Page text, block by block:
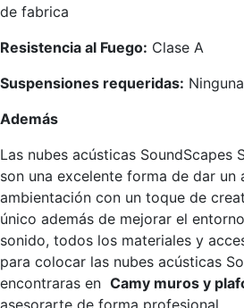
de fabrica
Resistencia al Fuego: Clase A
Suspensiones requeridas: Ninguna
Además
Las nubes acústicas SoundScapes
son una excelente forma de dar un
ambientación con un toque de
único además de mejorar el
sonido, todos los materiales y
para colocar las nubes acústicas
encontraras en Camy muros y
asesorarte de forma profesional.